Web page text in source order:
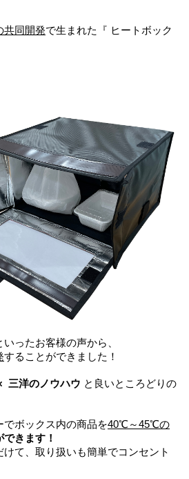
共同開発で生まれた『 ヒートボック
ったお客様の声から、
することができました！
三洋のノウハウ と良いところどりの
でボックス内の商品を40℃～45℃の
きます！
て、取り扱いも簡単でコンセント